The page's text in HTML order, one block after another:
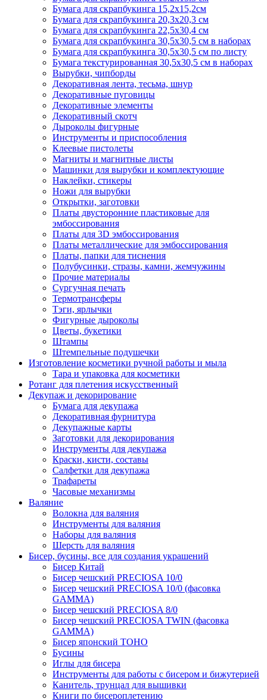
Бумага для скрапбукинга 15,2х15,2см
Бумага для скрапбукинга 20,3х20,3 см
Бумага для скрапбукинга 22,5х30,4 см
Бумага для скрапбукинга 30,5х30,5 см в наборах
Бумага для скрапбукинга 30,5х30,5 см по листу
Бумага текстурированная 30,5х30,5 см в наборах
Вырубки, чипборды
Декоративная лента, тесьма, шнур
Декоративные пуговицы
Декоративные элементы
Декоративный скотч
Дыроколы фигурные
Инструменты и приспособления
Клеевые пистолеты
Магниты и магнитные листы
Машинки для вырубки и комплектующие
Наклейки, стикеры
Ножи для вырубки
Открытки, заготовки
Платы двусторонние пластиковые для
эмбоссирования
Платы для 3D эмбоссирования
Платы металлические для эмбоссирования
Платы, папки для тиснения
Полубусинки, стразы, камни, жемчужины
Прочие материалы
Сургучная печать
Термотрансферы
Тэги, ярлычки
Фигурные дыроколы
Цветы, букетики
Штампы
Штемпельные подушечки
Изготовление косметики ручной работы и мыла
Тара и упаковка для косметики
Ротанг для плетения искусственный
Декупаж и декорирование
Бумага для декупажа
Декоративная фурнитура
Декупажные карты
Заготовки для декорирования
Инструменты для декупажа
Краски, кисти, составы
Салфетки для декупажа
Трафареты
Часовые механизмы
Валяние
Волокна для валяния
Инструменты для валяния
Наборы для валяния
Шерсть для валяния
Бисер, бусины, все для создания украшений
Бисер Китай
Бисер чешский PRECIOSA 10/0
Бисер чешский PRECIOSA 10/0 (фасовка
GAMMA)
Бисер чешский PRECIOSA 8/0
Бисер чешский PRECIOSA TWIN (фасовка
GAMMA)
Бисер японский TOHO
Бусины
Иглы для бисера
Инструменты для работы с бисером и бижутерией
Канитель, трунцал для вышивки
Книги по бисероплетению